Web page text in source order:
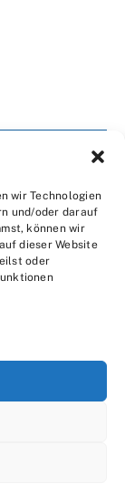
wir Technologien
und/oder darauf
können wir
dieser Website
oder